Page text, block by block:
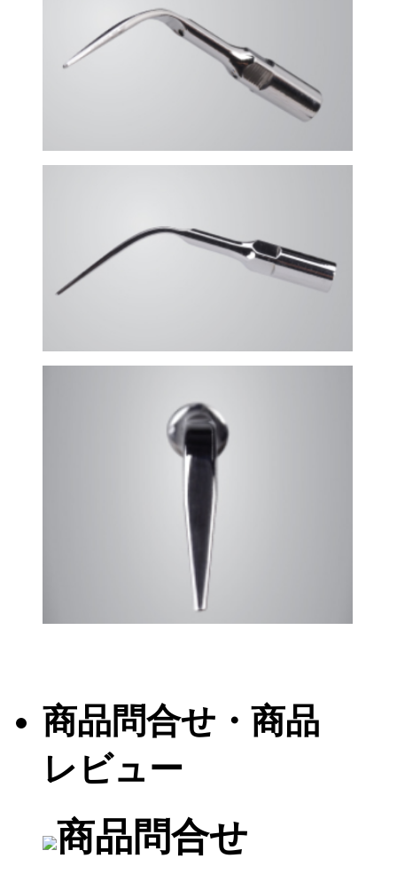
商品問合せ・商品
レビュー
商品問合せ